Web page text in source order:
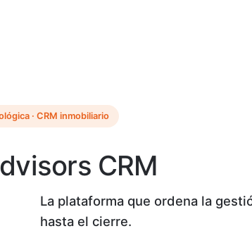
· CRM inmobiliario
CRM
La plataforma que ordena la
hasta el cierre.